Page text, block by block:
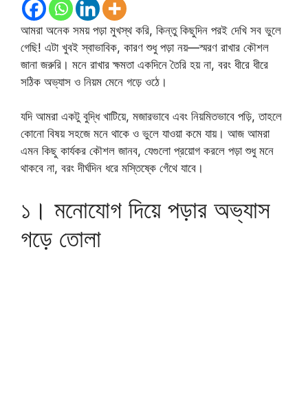
আমরা অনেক সময় পড়া মুখস্থ করি, কিন্তু কিছুদিন পরই দেখি সব ভুলে
গেছি! এটা খুবই স্বাভাবিক, কারণ শুধু পড়া নয়—স্মরণ রাখার কৌশল
জানা জরুরি। মনে রাখার ক্ষমতা একদিনে তৈরি হয় না, বরং ধীরে ধীরে
সঠিক অভ্যাস ও নিয়ম মেনে গড়ে ওঠে।
যদি আমরা একটু বুদ্ধি খাটিয়ে, মজারভাবে এবং নিয়মিতভাবে পড়ি, তাহলে
কোনো বিষয় সহজে মনে থাকে ও ভুলে যাওয়া কমে যায়। আজ আমরা
এমন কিছু কার্যকর কৌশল জানব, যেগুলো প্রয়োগ করলে পড়া শুধু মনে
থাকবে না, বরং দীর্ঘদিন ধরে মস্তিষ্কে গেঁথে যাবে।
১। মনোযোগ দিয়ে পড়ার অভ্যাস
গড়ে তোলা